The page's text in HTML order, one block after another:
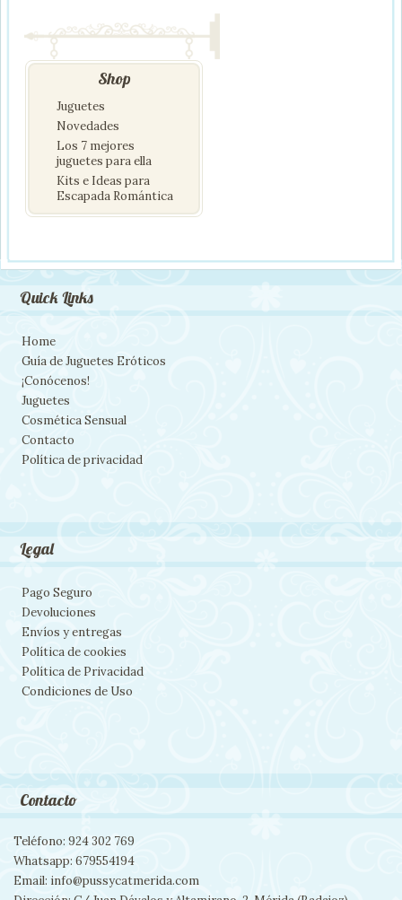
Shop
Juguetes
Novedades
Los 7 mejores
juguetes para ella
Kits e Ideas para
Escapada Romántica
Quick Links
Home
Guía de Juguetes Eróticos
¡Conócenos!
Juguetes
Cosmética Sensual
Contacto
Política de privacidad
Legal
Pago Seguro
Devoluciones
Envíos y entregas
Política de cookies
Política de Privacidad
Condiciones de Uso
Contacto
Teléfono: 924 302 769
Whatsapp: 679554194
Email: info@pussycatmerida.com